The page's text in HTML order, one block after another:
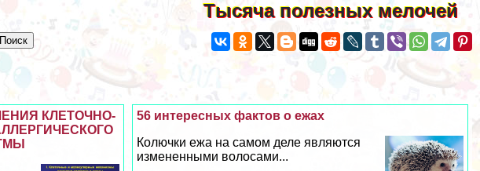
Тысяча полезных мелочей
56 интересных фактов о ежах
Колючки ежа на самом деле являются
измененными волосами...
КЛЕТОЧНО-